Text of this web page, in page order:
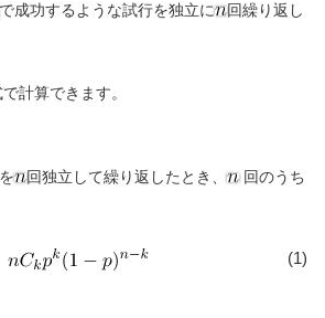
で成功するような試行を独立に
回繰り返し
計算できます。
回独立して繰り返したとき、
回のうち
(1)